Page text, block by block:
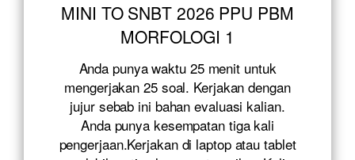
MINI TO SNBT 2026 PPU PBM
MORFOLOGI 1
Anda punya waktu 25 menit untuk
mengerjakan 25 soal. Kerjakan dengan
jujur sebab ini bahan evaluasi kalian.
Anda punya kesempatan tiga kali
pengerjaan.Kerjakan di laptop atau tablet